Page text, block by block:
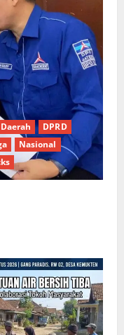
Daerah
DPRD
Nasional